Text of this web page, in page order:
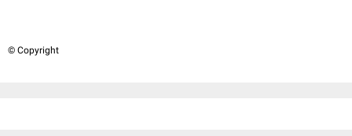
© Copyright